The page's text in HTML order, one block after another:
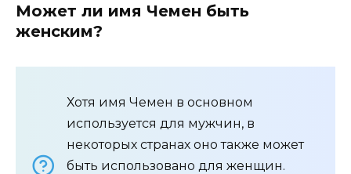
Может ли имя Чемен быть
женским?
Хотя имя Чемен в основном
используется для мужчин, в
некоторых странах оно также может
быть использовано для женщин.